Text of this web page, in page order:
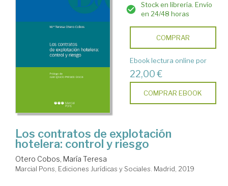
Stock en librería. Envío
en 24/48 horas
COMPRAR
Ebook lectura online por
22,00 €
COMPRAR EBOOK
Los contratos de explotación
hotelera: control y riesgo
Otero Cobos, María Teresa
Marcial Pons, Ediciones Jurídicas y Sociales. Madrid, 2019